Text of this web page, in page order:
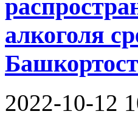
алкоголя
2022-10-12